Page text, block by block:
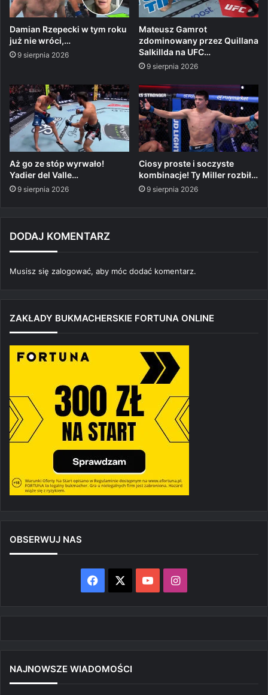
Damian Rzepecki w tym roku
już nie wróci,…
9 sierpnia 2026
Mateusz Gamrot
zdominowany przez Quillana
Salkillda na UFC…
9 sierpnia 2026
Aż go ze stóp wyrwało!
Yadier del Valle…
9 sierpnia 2026
Ciosy proste i soczyste
kombinacje! Ty Miller rozbił…
9 sierpnia 2026
DODAJ KOMENTARZ
Musisz się zalogować, aby móc dodać komentarz.
ZAKŁADY BUKMACHERSKIE FORTUNA ONLINE
OBSERWUJ NAS
Facebook YouTubeInstagram
NAJNOWSZE WIADOMOŚCI